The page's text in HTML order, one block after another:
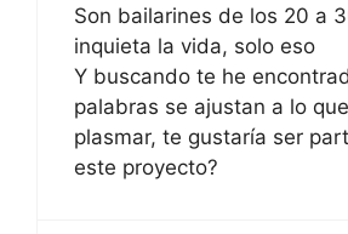
Son bailarines de los 20 a
inquieta la vida, solo eso
Y buscando te he
palabras se ajustan a lo
plasmar, te gustaría ser
este proyecto?